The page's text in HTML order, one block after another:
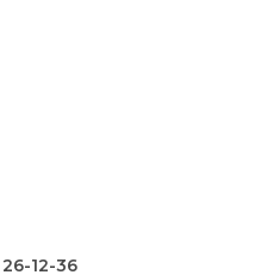
12-36